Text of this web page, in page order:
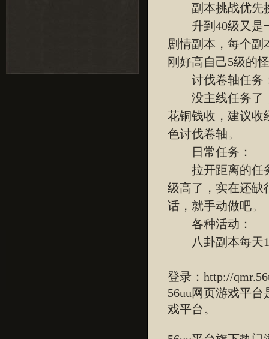
副本挑战优先
升到40级又是一
剧情副本，每个副
刚好高自己5级的
讨伐卷轴任务
没主线任务了，
花铜钱收，建议收
色讨伐卷轴。
日常任务：
拉开距离的任务
级高了，实在还缺
话，就手动做吧。
各种活动：
八卦副本每天
登录： http://
56uu网页游戏平
戏平台。